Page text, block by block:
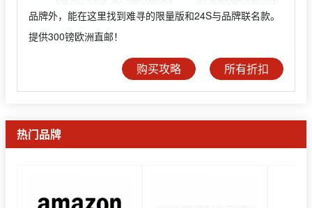
品牌外，能在这里找到难寻的限量版和24S与品牌联名款。
提供300镑欧洲直邮！
购买攻略 所有折扣
热门品牌